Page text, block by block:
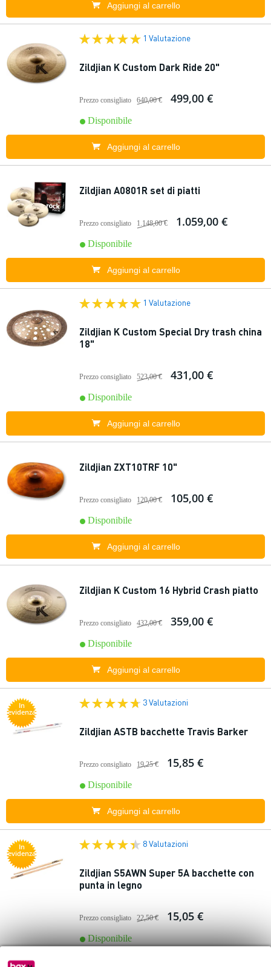
Aggiungi al carrello
1 Valutazione
Zildjian K Custom Dark Ride 20"
Prezzo consigliato 640,00 € 499,00 €
Disponibile
Aggiungi al carrello
Zildjian A0801R set di piatti
Prezzo consigliato 1.148,00 € 1.059,00 €
Disponibile
Aggiungi al carrello
1 Valutazione
Zildjian K Custom Special Dry trash china
18"
Prezzo consigliato 523,00 € 431,00 €
Disponibile
Aggiungi al carrello
Zildjian ZXT10TRF 10"
Prezzo consigliato 120,00 € 105,00 €
Disponibile
Aggiungi al carrello
Zildjian K Custom 16 Hybrid Crash piatto
Prezzo consigliato 432,00 € 359,00 €
Disponibile
Aggiungi al carrello
In
evidenza
3 Valutazioni
Zildjian ASTB bacchette Travis Barker
Prezzo consigliato 19,25 € 15,85 €
Disponibile
Aggiungi al carrello
In
evidenza
8 Valutazioni
Zildjian S5AWN Super 5A bacchette con
punta in legno
Prezzo consigliato 22,50 € 15,05 €
Disponibile